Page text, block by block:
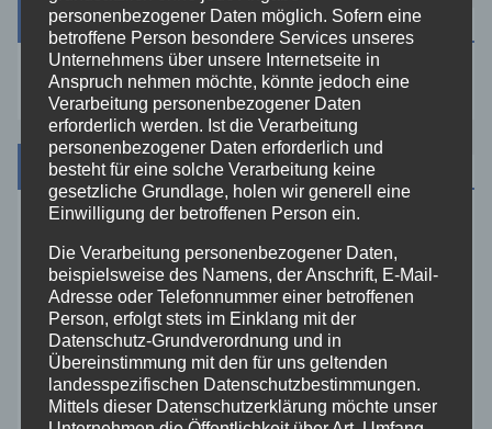
Suche
Kategorien
Allgemein
Altenkirchen
Bundespolizei
personenbezogener Daten möglich. Sofern eine
betroffene Person besondere Services unseres
Unternehmens über unsere Internetseite in
Anspruch nehmen möchte, könnte jedoch eine
Verarbeitung personenbezogener Daten
erforderlich werden. Ist die Verarbeitung
personenbezogener Daten erforderlich und
besteht für eine solche Verarbeitung keine
gesetzliche Grundlage, holen wir generell eine
Einwilligung der betroffenen Person ein.
Die Verarbeitung personenbezogener Daten,
beispielsweise des Namens, der Anschrift, E-Mail-
Adresse oder Telefonnummer einer betroffenen
Person, erfolgt stets im Einklang mit der
Datenschutz-Grundverordnung und in
Übereinstimmung mit den für uns geltenden
landesspezifischen Datenschutzbestimmungen.
Mittels dieser Datenschutzerklärung möchte unser